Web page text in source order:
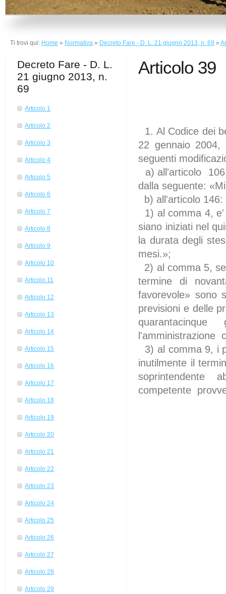
Ti trovi qui: Home » Normativa » Decreto Fare - D. L. 21 giugno 2013, n. 69 »
Decreto Fare - D. L.
21 giugno 2013, n.
69
Articolo 1
Articolo 2
Articolo 3
Articolo 4
Articolo 5
Articolo 6
Articolo 7
Articolo 8
Articolo 9
Articolo 10
Articolo 11
Articolo 12
Articolo 13
Articolo 14
Articolo 15
Articolo 16
Articolo 17
Articolo 18
Articolo 19
Articolo 20
Articolo 21
Articolo 22
Articolo 23
Articolo 24
Articolo 25
Articolo 26
Articolo 27
Articolo 28
Articolo 29
Articolo 39
1. Al Codice dei
22 gennaio
seguenti
a) all'articolo
dalla seguente:
b) all'articolo 146:
1) al comma 4,
siano iniziati nel
la durata degli
mesi.»;
2) al comma 5,
termine di
favorevole» sono
previsioni e delle
l'amministrazione
3) al comma 9, i
inutilmente il
soprintendente
competente